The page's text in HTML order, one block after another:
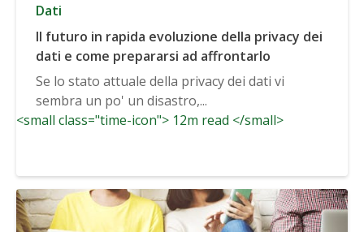
Dati
Il futuro in rapida evoluzione della privacy dei
dati e come prepararsi ad affrontarlo
Se lo stato attuale della privacy dei dati vi
sembra un po' un disastro,...
<small class="time-icon"> 12m read </small>